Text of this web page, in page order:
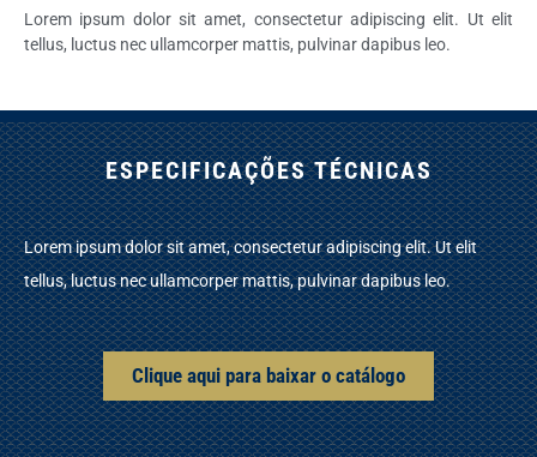
Lorem ipsum dolor sit amet, consectetur adipiscing elit. Ut elit
tellus, luctus nec ullamcorper mattis, pulvinar dapibus leo.
ESPECIFICAÇÕES TÉCNICAS
Lorem ipsum dolor sit amet, consectetur adipiscing elit. Ut elit
tellus, luctus nec ullamcorper mattis, pulvinar dapibus leo.
Clique aqui para baixar o catálogo